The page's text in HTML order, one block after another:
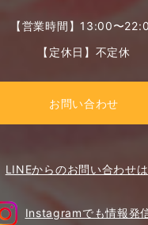
【営業時間】13:00〜
【定休日】不定休
お問い合わせ
LINEからのお問い合わせは
Instagramでも情報発